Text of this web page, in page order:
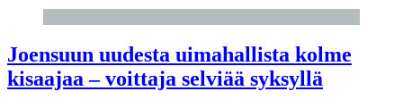
Joensuun uudesta uimahallista kolme
kisaajaa – voittaja selviää syksyllä